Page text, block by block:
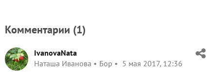
Комментарии (1)
IvanovaNata
Наташа Иванова
Бор 5 мая 2017, 12:36